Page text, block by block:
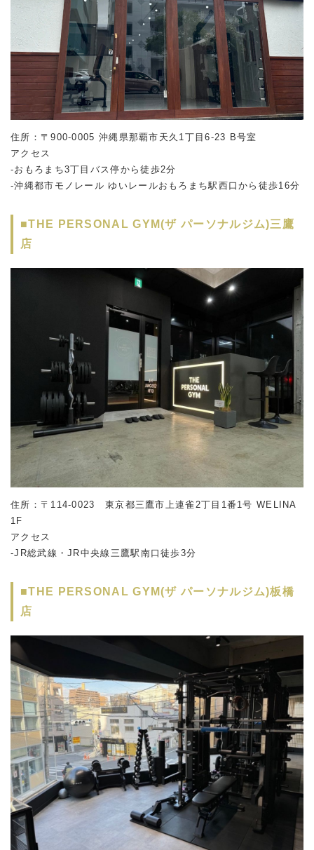
住所：〒900-0005 沖縄県那覇市天久1丁目6-23 B号室
アクセス
-おもろまち3丁目バス停から徒歩2分
-沖縄都市モノレール ゆいレールおもろまち駅西口から徒歩16分
■THE PERSONAL GYM(ザ パーソナルジム)三鷹
店
住所：〒114-0023 東京都三鷹市上連雀2丁目1番1号 WELINA
1F
アクセス
-JR総武線・JR中央線三鷹駅南口徒歩3分
■THE PERSONAL GYM(ザ パーソナルジム)板橋
店